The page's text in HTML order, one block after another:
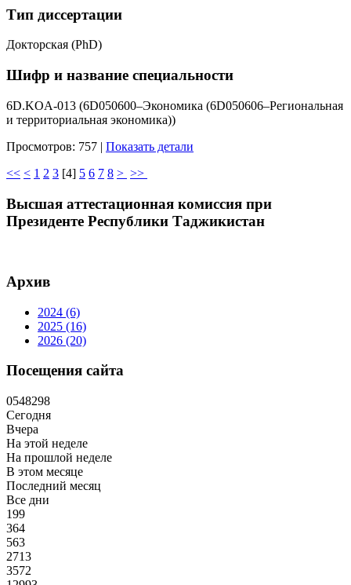
Тип диссертации
Докторская (PhD)
Шифр и название специальности
6D.KOA-013 (6D050600–Экономика (6D050606–Региональная
и территориальная экономика))
Просмотров: 757 | Показать детали
<< < 1 2 3 [4] 5 6 7 8 > >>
Высшая аттестационная комиссия при
Президенте Республики Таджикистан
Архив
2024 (6)
2025 (16)
2026 (20)
Посещения сайта
0548298
Сегодня
Вчера
На этой неделе
На прошлой неделе
В этом месяце
Последний месяц
Все дни
199
364
563
2713
3572